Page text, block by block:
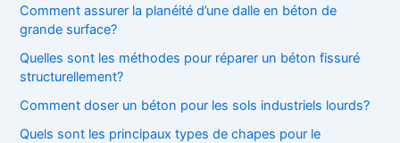
Comment assurer la planéité d’une dalle en béton de
grande surface?
Quelles sont les méthodes pour réparer un béton fissuré
structurellement?
Comment doser un béton pour les sols industriels lourds?
Quels sont les principaux types de chapes pour le